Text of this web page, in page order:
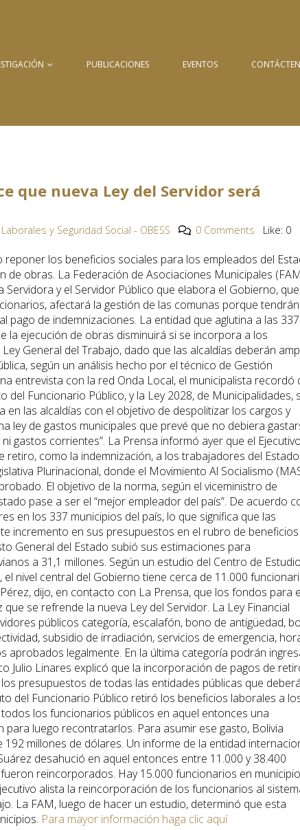
PUBLICACIONES EVENTOS
que nueva Ley del Servidor será
y Seguridad Social - OBESS 0 Comments Like: 0
los beneficios sociales para los empleados del
de obras. La Federación de Asociaciones Municipales
y el Servidor Público que elabora el Gobierno, que
afectará la gestión de las comunas porque tendrán
pago de indemnizaciones. La entidad que aglutina a las 337
la ejecución de obras disminuirá si se incorpora a los
General del Trabajo, dado que las alcaldías deberán
según un análisis hecho por el técnico de Gestión
entrevista con la red Onda Local, el municipalista recordó
del Funcionario Público, y la Ley 2028, de Municipalidades,
las alcaldías con el objetivo de despolitizar los cargos y
ley de gastos municipales que prevé que no debiera
gastos corrientes”. La Prensa informó ayer que el Ejecutivo
como la indemnización, a los trabajadores del
Plurinacional, donde el Movimiento Al Socialismo
El objetivo de la norma, según el viceministro de
pase a ser el “mejor empleador del país”. De acuerdo
en los 337 municipios del país, lo que significa que las
incremento en sus presupuestos en el rubro de beneficios
General del Estado subió sus estimaciones para
a 31,1 millones. Según un estudio del Centro de Estudio
nivel central del Gobierno tiene cerca de 11.000
dijo, en contacto con La Prensa, que los fondos para
se refrende la nueva Ley del Servidor. La Ley Financial
públicos categoría, escalafón, bono de antigüedad,
subsidio de irradiación, servicios de emergencia,
legalmente. En la última categoría podrán
Julio Linares explicó que la incorporación de pagos de
presupuestos de todas las entidades públicas que
del Funcionario Público retiró los beneficios laborales a
los funcionarios públicos en aquel entonces una
luego recontratarlos. Para asumir ese gasto, Bolivia
millones de dólares. Un informe de la entidad
desahució en aquel entonces entre 11.000 y 38.400
reincorporados. Hay 15.000 funcionarios en
alista la reincorporación de los funcionarios al
La FAM, luego de hacer un estudio, determinó que esta
Para mayor información haga clic aquí